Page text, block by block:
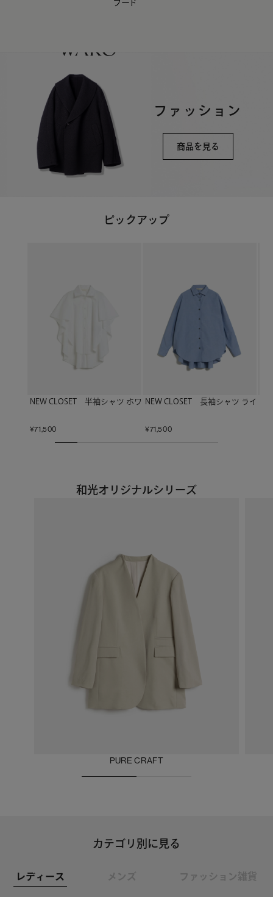
【会員様限定】夏のプレゼントキャンペーン開催中
フード
ファッション
商品を見る
ピックアップ
NEW CLOSET 半袖シャツ ホワイト
¥71,500
NEW CLOSET 長袖シャツ ライト
¥71,500
和光オリジナルシリーズ
PURE CRAFT
カテゴリ別に見る
レディース メンズ ファッション雑貨